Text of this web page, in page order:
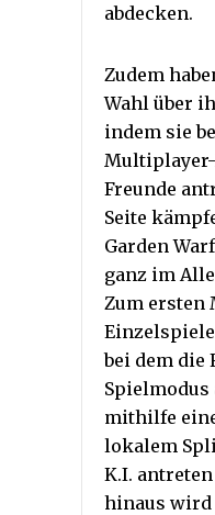
abdecken.
Zudem
Wahl über
indem sie
Freunde
Seite
Garden
ganz im
Zum ersten
bei dem die
mithilfe
lokalem
K.I.
hinaus wird